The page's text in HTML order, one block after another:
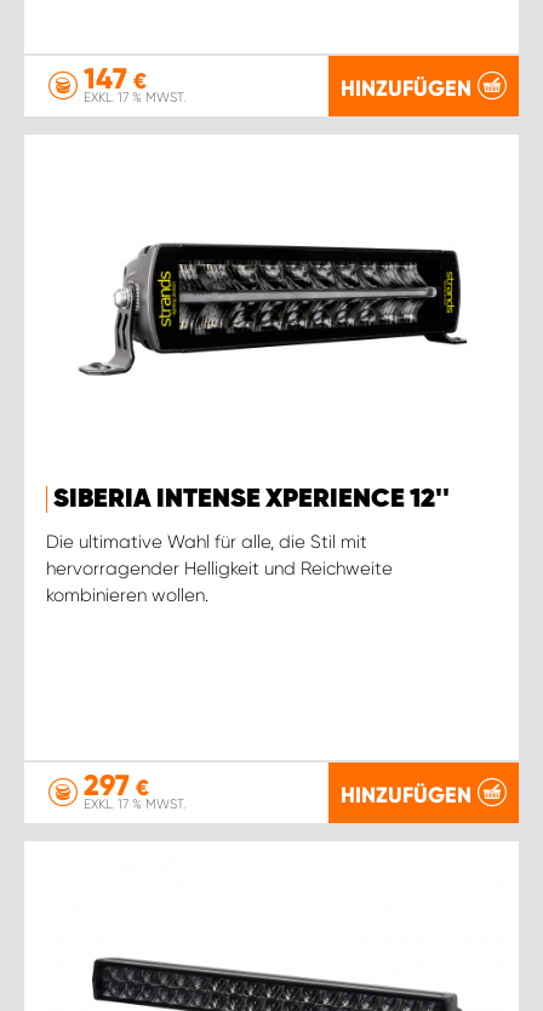
147 €
EXKL. 17 % MWST. HINZUFÜGEN
SIBERIA INTENSE XPERIENCE 12''
Die ultimative Wahl für alle, die Stil mit
hervorragender Helligkeit und Reichweite
kombinieren wollen.
297 €
EXKL. 17 % MWST. HINZUFÜGEN